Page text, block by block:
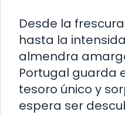
Desde la
hasta la
almendra
Portugal guarda
tesoro único y
espera ser